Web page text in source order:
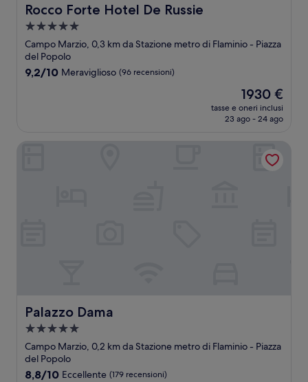
Rocco Forte Hotel De Russie
Rocco Forte Hotel De Russie
Struttura
a
5.0
stelle
Campo Marzio, 0,3 km da Stazione metro di Flaminio - Piazza
del Popolo
9.2
9,2/10 Meraviglioso (96 recensioni)
Il
prezzo
attuale
1930 €
1930 €
tasse e oneri inclusi
23 ago - 24 ago
Palazzo Dama
Palazzo Dama
Struttura
a
5.0
stelle
Campo Marzio, 0,2 km da Stazione metro di Flaminio - Piazza
del Popolo
8.8
8,8/10 Eccellente (179 recensioni)